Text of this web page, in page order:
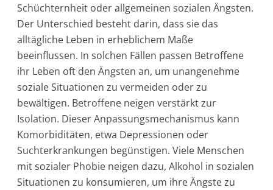
Schüchternheit oder allgemeinen sozialen Ängsten.
Der Unterschied besteht darin, dass sie das
alltägliche Leben in erheblichem Maße
beeinflussen. In solchen Fällen passen Betroffene
ihr Leben oft den Ängsten an, um unangenehme
soziale Situationen zu vermeiden oder zu
bewältigen. Betroffene neigen verstärkt zur
Isolation. Dieser Anpassungsmechanismus kann
Komorbiditäten, etwa Depressionen oder
Suchterkrankungen begünstigen. Viele Menschen
mit sozialer Phobie neigen dazu, Alkohol in sozialen
Situationen zu konsumieren, um ihre Ängste zu